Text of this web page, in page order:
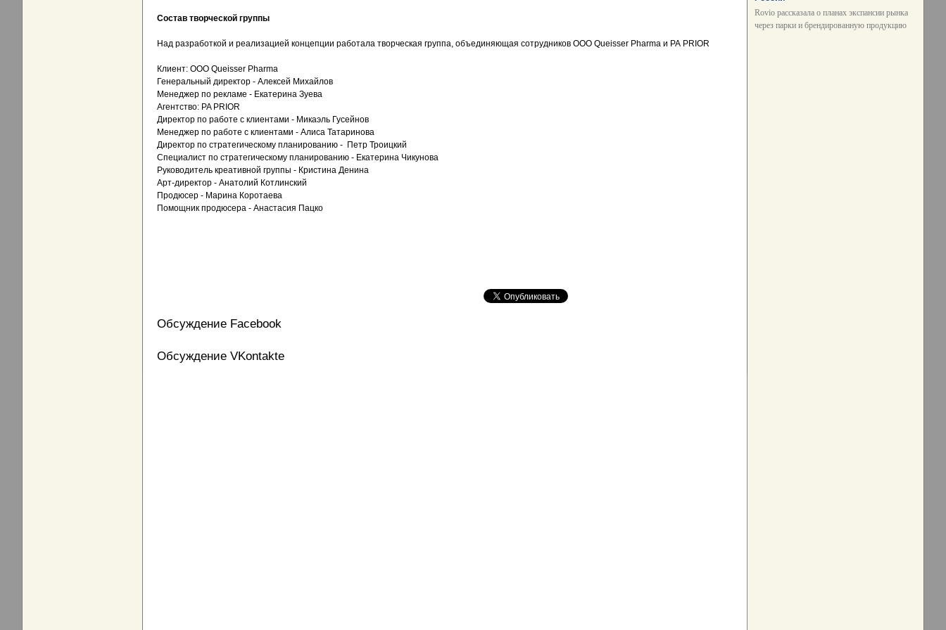
Состав творческой группы
Над разработкой и реализацией концепции работала творческая группа, объединяющая сотрудников ООО Queisser Pharma и РА PRIOR
Клиент: ООО Queisser Pharma
Генеральный директор - Алексей Михайлов
Менеджер по рекламе - Екатерина Зуева
Агентство: PA PRIOR
Директор по работе с клиентами - Микаэль Гусейнов
Менеджер по работе с клиентами - Алиса Татаринова
Директор по стратегическому планированию - Петр Троицкий
Специалист по стратегическому планированию - Екатерина Чикунова
Руководитель креативной группы - Кристина Денина
Арт-директор - Анатолий Котлинский
Продюсер - Марина Коротаева
Помощник продюсера - Анастасия Пацко
Обсуждение Facebook
Обсуждение VKontakte
Rovio рассказала о планах экспансии рынка
через парки и брендированную продукцию